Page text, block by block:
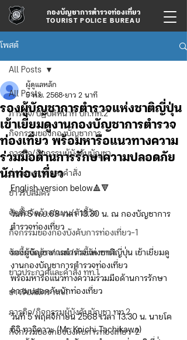
กองบัญชาการตำรวจท่องเที่ยว
TOURIST POLICE BUREAU
โพสต์
All Posts
ภารกิจ/ปฏิบัติหน้าที่ บก.ทท.2
กิจกรรมของกองบัญชาการ
ภารกิจ/กิจกรรมผู้บังคับบัญชา
ข่าวประกาศและคำสั่ง
ข่าวรับสมัคร
จัดซื้อจัดจ้าง/แผน/ตัวชี้วัด
กิจกรรมของกองบังคับการท่องเที่ยว-1
จัดซื้อจัดจ้าง/แผน/ตัวชี้วัด ทท.1
ข่าวประกาศและคำสั่ง ทท.1
ข่าวรับสมัคร ทท.1
ภารกิจ/กิจกรรมผู้บังคับบัญชา ทท.2
กิจกรรมของกองบังคับการท่องเที่ยว-2
All Posts
รองผู้บัญชาการตำรวจแห่งชาติญี่ปุ่น
เข้าเยี่ยมดูงานกองบัญชาการตำรวจ
ท่องเที่ยว พร้อมหารือแนวทางความ
ร่วมมือด้านการรักษาความปลอดภัย
นักท่องเที่ยว
ผู้ดูแลหลัก
5 พ.ย. 2568 ยาว 2 นาที
English version below🔺🔻
วันที่ 5 พ.ย.68 เวลา 13.30 น. ณ กองบัญชาการ
ตำรวจท่องเที่ยว
รองผู้บัญชาการตำรวจแห่งชาติญี่ปุ่น เข้าเยี่ยมดู
งานกองบัญชาการตำรวจท่องเที่ยว
พร้อมหารือแนวทางความร่วมมือด้านการรักษา
ความปลอดภัยนักท่องเที่ยว
วันที่ 5 พฤศจิกายน 2568 เวลา 13.30 น. นายโค
อิจิ ทาจิคาวะ (Mr. Koichi Tachikawa)